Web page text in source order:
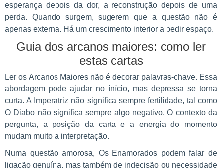
esperança depois da dor, a reconstrução depois de uma
perda. Quando surgem, sugerem que a questão não é
apenas externa. Há um crescimento interior a pedir espaço.
Guia dos arcanos maiores: como ler
estas cartas
Ler os Arcanos Maiores não é decorar palavras-chave. Essa
abordagem pode ajudar no início, mas depressa se torna
curta. A Imperatriz não significa sempre fertilidade, tal como
O Diabo não significa sempre algo negativo. O contexto da
pergunta, a posição da carta e a energia do momento
mudam muito a interpretação.
Numa questão amorosa, Os Enamorados podem falar de
ligação genuína, mas também de indecisão ou necessidade